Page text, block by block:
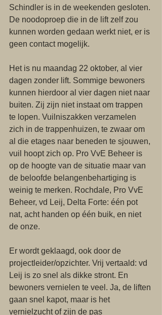
Schindler is in de weekenden gesloten.
De noodoproep die in de lift zelf zou
kunnen worden gedaan werkt niet, er is
geen contact mogelijk.
Het is nu maandag 22 oktober, al vier
dagen zonder lift. Sommige bewoners
kunnen hierdoor al vier dagen niet naar
buiten. Zij zijn niet instaat om trappen
te lopen. Vuilniszakken verzamelen
zich in de trappenhuizen, te zwaar om
al die etages naar beneden te sjouwen,
vuil hoopt zich op. Pro VvE Beheer is
op de hoogte van de situatie maar van
de beloofde belangenbehartiging is
weinig te merken. Rochdale, Pro VvE
Beheer, vd Leij, Delta Forte: één pot
nat, acht handen op één buik, en niet
de onze.
Er wordt geklaagd, ook door de
projectleider/opzichter. Vrij vertaald: vd
Leij is zo snel als dikke stront. En
bewoners vernielen te veel. Ja, de liften
gaan snel kapot, maar is het
vernielzucht of zijn de pas